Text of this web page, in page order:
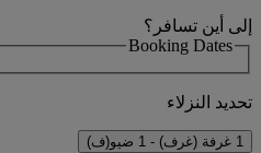
إلى أين تسافر؟
Booking Dates
تحديد النزلاء
1 غرفة (غرف) - 1 ضيو(ف)